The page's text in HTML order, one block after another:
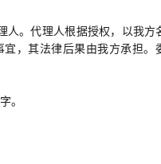
人。代理人根据授权，以我方
，其法律后果由我方承担。
。